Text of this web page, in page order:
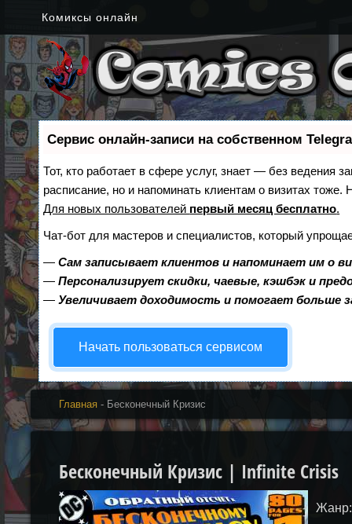
Комиксы онлайн
Сервис онлайн-записи на собственном
Тот, кто работает в сфере услуг, знает — без ведения
расписание, но и напоминать клиентам о визитах
Для новых пользователей первый месяц бесплатно.
Чат-бот для мастеров и специалистов, который
—Сам записывает клиентов и напоминает им о
—Персонализирует скидки, чаевые, кэшбэк и
—Увеличивает доходимость и помогает больше
Начать пользоваться сервисом
Главная - Бесконечный Кризис
Бесконечный Кризис | Infinite Crisis
Жанр: